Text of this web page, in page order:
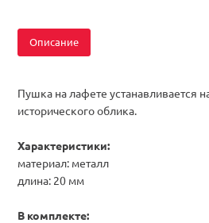
Описание
Пушка на лафете устанавливается
исторического облика.
Характеристики:
материал: металл
длина: 20 мм
В комплекте: